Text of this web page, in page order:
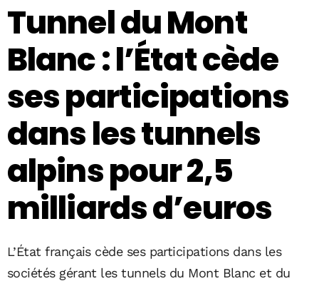
Tunnel du Mont
Blanc : l’État cède
ses participations
dans les tunnels
alpins pour 2,5
milliards d’euros
L’État français cède ses participations dans les
sociétés gérant les tunnels du Mont Blanc et du